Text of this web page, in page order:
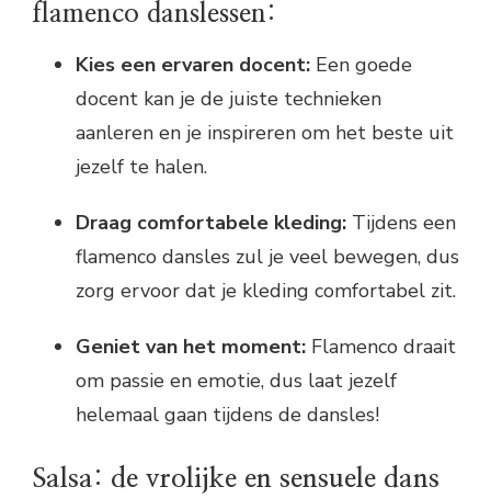
flamenco danslessen:
Kies een ervaren docent: Een goede
docent kan je de juiste technieken
aanleren en je inspireren om het beste uit
jezelf te halen.
Draag comfortabele kleding: Tijdens een
flamenco dansles zul je veel bewegen, dus
zorg ervoor dat je kleding comfortabel zit.
Geniet van het moment: Flamenco draait
om passie en emotie, dus laat jezelf
helemaal gaan tijdens de dansles!
Salsa: de vrolijke en sensuele dans